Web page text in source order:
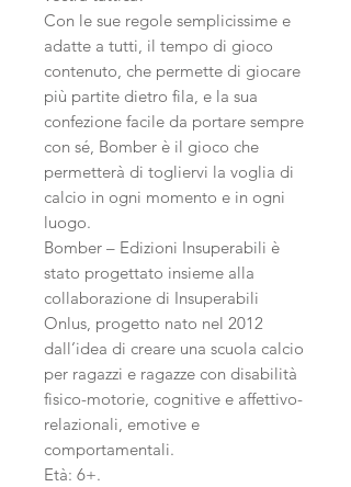
Con le sue regole semplicissime e
adatte a tutti, il tempo di gioco
contenuto, che permette di giocare
più partite dietro fila, e la sua
confezione facile da portare sempre
con sé, Bomber è il gioco che
permetterà di togliervi la voglia di
calcio in ogni momento e in ogni
luogo.
Bomber – Edizioni Insuperabili è
stato progettato insieme alla
collaborazione di Insuperabili
Onlus, progetto nato nel 2012
dall’idea di creare una scuola calcio
per ragazzi e ragazze con disabilità
fisico-motorie, cognitive e affettivo-
relazionali, emotive e
comportamentali.
Età: 6+.